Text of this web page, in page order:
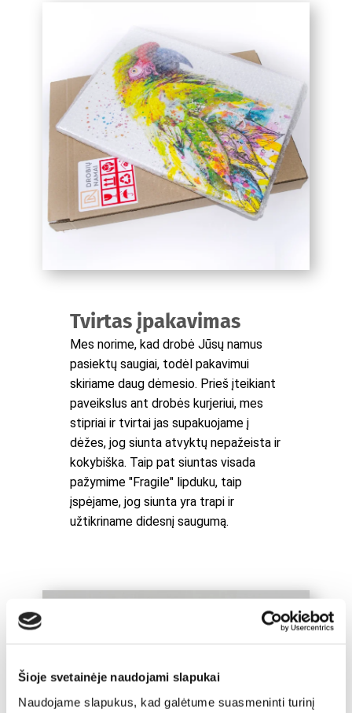
Šioje svetainėje naudojami slapukai
Naudojame slapukus, kad galėtume suasmeninti turinį
Tvirtas įpakavimas
Mes norime, kad drobė Jūsų namus
pasiektų saugiai, todėl pakavimui
skiriame daug dėmesio. Prieš įteikiant
paveikslus ant drobės kurjeriui, mes
stipriai ir tvirtai jas supakuojame į
dėžes, jog siunta atvyktų nepažeista ir
kokybiška. Taip pat siuntas visada
pažymime "Fragile" lipduku, taip
įspėjame, jog siunta yra trapi ir
užtikriname didesnį saugumą.